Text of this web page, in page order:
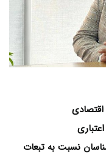
نسبت به تبعات